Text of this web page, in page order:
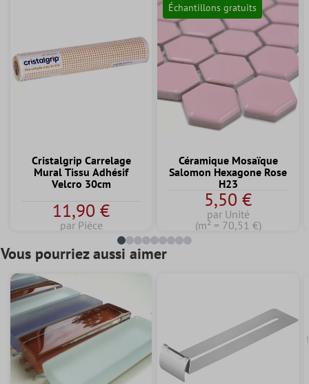
Cristalgrip Carrelage
Mural Tissu Adhésif
Velcro 30cm
11,90 €
par Pièce
Échantillons gratuits
Céramique Mosaïque
Salomon Hexagone Rose
H23
5,50 €
par Unité
(m² = 70,51 €)
Vous pourriez aussi aimer